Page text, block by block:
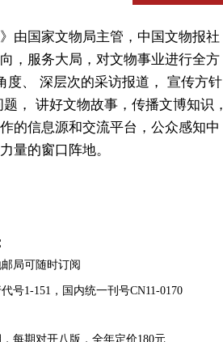
国家文物局主管，中国文物报社
，服务大局，对文物事业进行全方
度、 深层次的采访报道， 宣传方针
， 讲好文物故事，传播文博知识，
的信息源和交流平台，公众感知中
量的窗口阵地。
可随时订阅
1-151，国内统一刊号CN11-0170
期对开八版，全年定价180元